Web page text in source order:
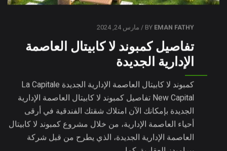
BY EMAN FATHY / مارس 24, 2024
تفاصيل كمبوند لا كابيتال العاصمة
الإدارية الجديدة
كمبوند لا كابيتال العاصمة الإدارية الجديدة La Capitale
New Capital تفاصيل كمبوند لا كابيتال العاصمة الإدارية
الجديدة بإمكانك الآن امتلاك شقتك الفندقية في أرقى
أحياء العاصمة الإدارية، من خلال مشروع كمبوند لا كابيتال
العاصمة الإدارية الجديدة، الذي يطرح من قبل شركة